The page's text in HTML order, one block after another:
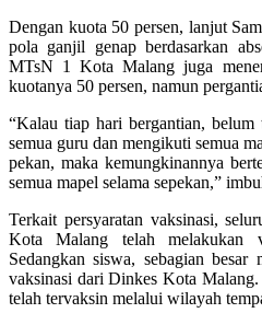
Dengan kuota 50 persen, lanjut
pola ganjil genap berdasarkan
MTsN 1 Kota Malang juga
kuotanya 50 persen, namun
“Kalau tiap hari bergantian, belum
semua guru dan mengikuti semua
pekan, maka kemungkinannya
semua mapel selama sepekan,”
Terkait persyaratan vaksinasi,
Kota Malang telah melakukan
Sedangkan siswa, sebagian besar
vaksinasi dari Dinkes Kota
telah tervaksin melalui wilayah